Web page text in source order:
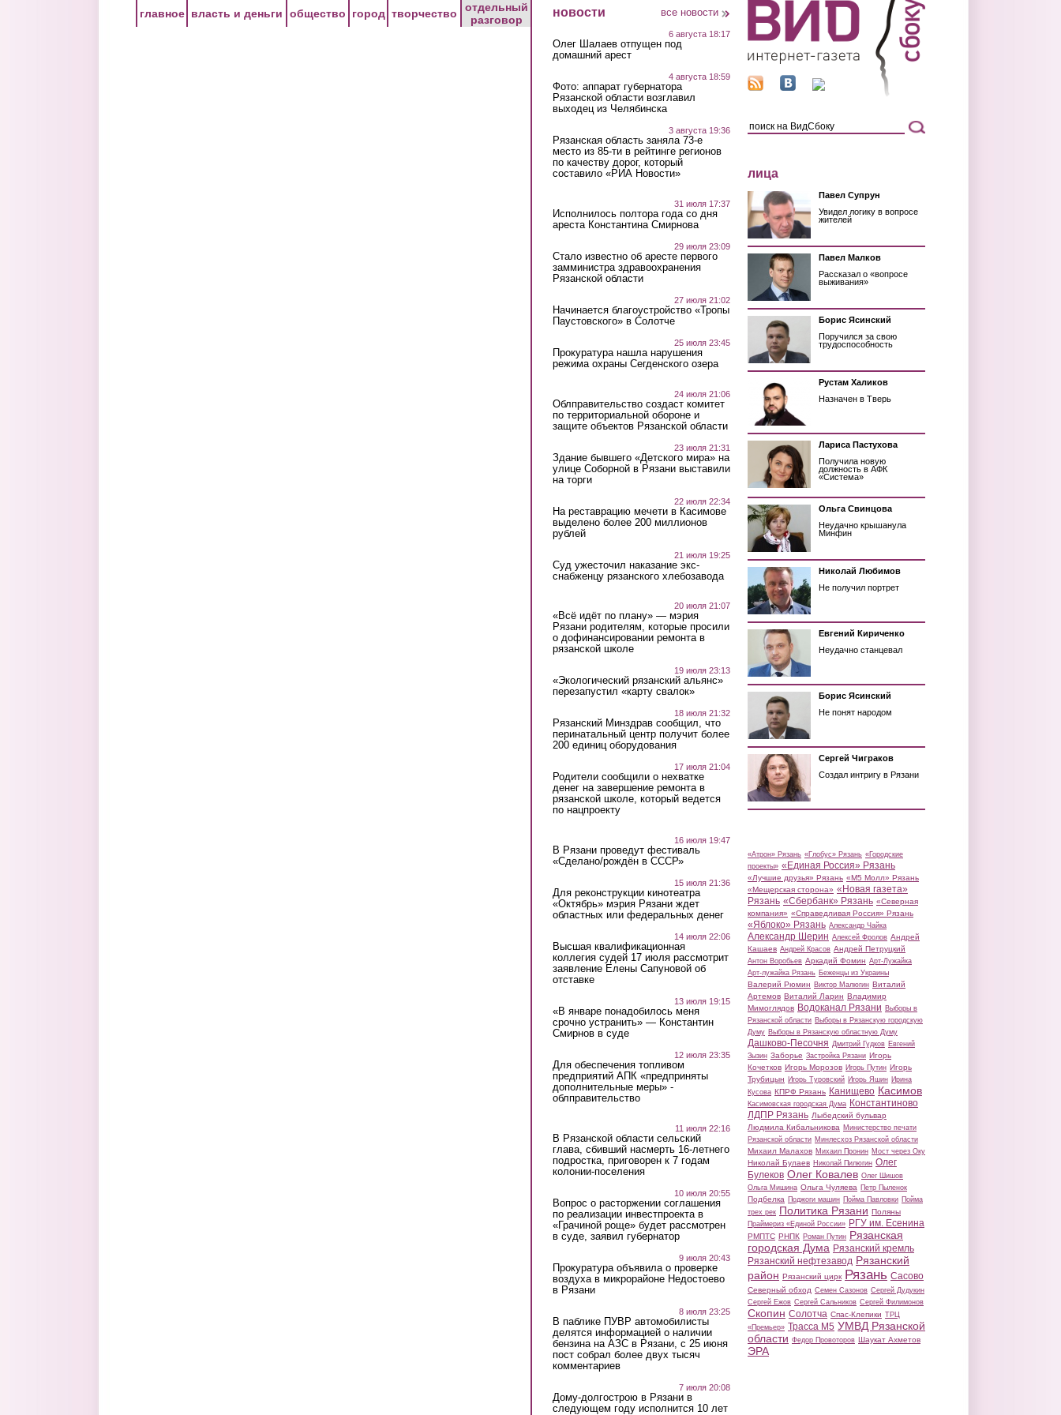
главное власть и деньги общество город творчество
отдельный
разговор
новости все новости
6 августа 18:17
Олег Шалаев отпущен под
домашний арест
4 августа 18:59
Фото: аппарат губернатора
Рязанской области возглавил
выходец из Челябинска
3 августа 19:36
Рязанская область заняла 73-е
место из 85-ти в рейтинге регионов
по качеству дорог, который
составило «РИА Новости»
31 июля 17:37
Исполнилось полтора года со дня
ареста Константина Смирнова
29 июля 23:09
Стало известно об аресте первого
замминистра здравоохранения
Рязанской области
27 июля 21:02
Начинается благоустройство «Тропы
Паустовского» в Солотче
25 июля 23:45
Прокуратура нашла нарушения
режима охраны Сегденского озера
24 июля 21:06
Облправительство создаст комитет
по территориальной обороне и
защите объектов Рязанской области
23 июля 21:31
Здание бывшего «Детского мира» на
улице Соборной в Рязани выставили
на торги
22 июля 22:34
На реставрацию мечети в Касимове
выделено более 200 миллионов
рублей
21 июля 19:25
Суд ужесточил наказание экс-
снабженцу рязанского хлебозавода
20 июля 21:07
«Всё идёт по плану» — мэрия
Рязани родителям, которые просили
о дофинансировании ремонта в
рязанской школе
19 июля 23:13
«Экологический рязанский альянс»
перезапустил «карту свалок»
18 июля 21:32
Рязанский Минздрав сообщил, что
перинатальный центр получит более
200 единиц оборудования
17 июля 21:04
Родители сообщили о нехватке
денег на завершение ремонта в
рязанской школе, который ведется
по нацпроекту
16 июля 19:47
В Рязани проведут фестиваль
«Сделано/рождён в СССР»
15 июля 21:36
Для реконструкции кинотеатра
«Октябрь» мэрия Рязани ждет
областных или федеральных денег
14 июля 22:06
Высшая квалификационная
коллегия судей 17 июля рассмотрит
заявление Елены Сапуновой об
отставке
13 июля 19:15
«В январе понадобилось меня
срочно устранить» — Константин
Смирнов в суде
12 июля 23:35
Для обеспечения топливом
предприятий АПК «предприняты
дополнительные меры» -
облправительство
11 июля 22:16
В Рязанской области сельский
глава, сбивший насмерть 16-летнего
подростка, приговорен к 7 годам
колонии-поселения
10 июля 20:55
Вопрос о расторжении соглашения
по реализации инвестпроекта в
«Грачиной роще» будет рассмотрен
в суде, заявил губернатор
9 июля 20:43
Прокуратура объявила о проверке
воздуха в микрорайоне Недостоево
в Рязани
8 июля 23:25
В паблике ПУВР автомобилисты
делятся информацией о наличии
бензина на АЗС в Рязани, с 25 июня
пост собрал более двух тысяч
комментариев
7 июля 20:08
Дому-долгострою в Рязани в
следующем году исполнится 10 лет
лица
Павел Супрун
Увидел логику в вопросе
жителей
Павел Малков
Рассказал о «вопросе
выживания»
Борис Ясинский
Поручился за свою
трудоспособность
Рустам Халиков
Назначен в Тверь
Лариса Пастухова
Получила новую
должность в АФК
«Система»
Ольга Свинцова
Неудачно крышанула
Минфин
Николай Любимов
Не получил портрет
Евгений Кириченко
Неудачно станцевал
Борис Ясинский
Не понят народом
Сергей Чиграков
Создал интригу в Рязани
«Атрон» Рязань «Глобус» Рязань «Городские
проекты» «Единая Россия» Рязань
«Лучшие друзья» Рязань «М5 Молл» Рязань
«Мещерская сторона» «Новая газета»
Рязань «Сбербанк» Рязань «Северная
компания» «Справедливая Россия» Рязань
«Яблоко» Рязань Александр Чайка
Александр Шерин Алексей Фролов Андрей
Кашаев Андрей Красов Андрей Петруцкий
Антон Воробьев Аркадий Фомин Арт-Лужайка
Арт-лужайка Рязань Беженцы из Украины
Валерий Рюмин Виктор Малюгин Виталий
Артемов Виталий Ларин Владимир
Мимоглядов Водоканал Рязани Выборы в
Рязанской области Выборы в Рязанскую городскую
Думу Выборы в Рязанскую областную Думу
Дашково-Песочня Дмитрий Гудков Евгений
Зызин Заборье Застройка Рязани Игорь
Кочетков Игорь Морозов Игорь Путин Игорь
Трубицын Игорь Туровский Игорь Яшин Ирина
Кусова КПРФ Рязань Канищево Касимов
Касимовская городская Дума Константиново
ЛДПР Рязань Лыбедский бульвар
Людмила Кибальникова Министерство печати
Рязанской области Минлесхоз Рязанской области
Михаил Малахов Михаил Пронин Мост через Оку
Николай Булаев Николай Пилюгин Олег
Булеков Олег Ковалев Олег Шишов
Ольга Мишина Ольга Чуляева Петр Пыленок
Подбелка Поджоги машин Пойма Павловки Пойма
трех рек Политика Рязани Поляны
Праймериз «Единой России» РГУ им. Есенина
РМПТС РНПК Роман Путин Рязанская
городская Дума Рязанский кремль
Рязанский нефтезавод Рязанский
район Рязанский цирк Рязань Сасово
Северный обход Семен Сазонов Сергей Дудукин
Сергей Ежов Сергей Сальников Сергей Филимонов
Скопин Солотча Спас-Клепики ТРЦ
«Премьер» Трасса М5 УМВД Рязанской
области Федор Провоторов Шаукат Ахметов
ЭРА